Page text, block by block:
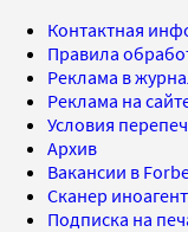
Контактная
Правила
Реклама в
Реклама на
Условия
Архив
Вакансии в
Сканер
Подписка на